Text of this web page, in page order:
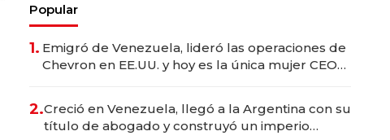
Popular
1. Emigró de Venezuela, lideró las operaciones de
Chevron en EE.UU. y hoy es la única mujer CEO
2.Creció en Venezuela, llegó a la Argentina con su
título de abogado y construyó un imperio